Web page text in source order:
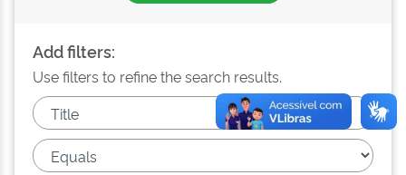
Add filters:
Use filters to refine the search results.